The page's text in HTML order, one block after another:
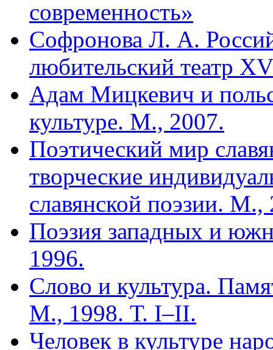
современность»
Софронова Л. А.
любительский театр
Адам Мицкевич и
культуре. М., 2007.
Поэтический мир
творческие
славянской поэзии. М.,
Поэзия западных и
1996.
Слово и культура.
М., 1998. Т. I–II.
Человек в культуре